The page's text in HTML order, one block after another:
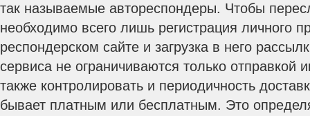
так называемые автореспондеры. Чтобы
необходимо всего лишь регистрация личного
респондерском сайте и загрузка в него
сервиса не ограничиваются только
также контролировать и периодичность
бывает платным или бесплатным. Это